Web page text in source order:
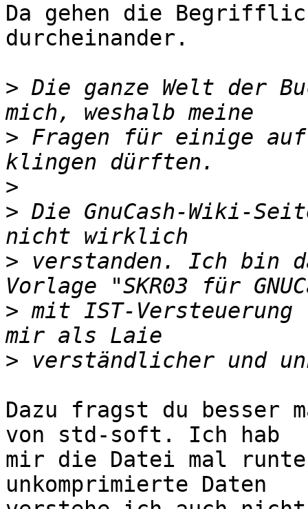
Da gehen die
durcheinander.
> Die ganze Welt der
> Fragen für einige
>
> Die GnuCash-Wiki-
> verstanden. Ich bin
> mit IST-
>
Dazu fragst du besser
von std-soft. Ich hab
mir die Datei mal
unkomprimierte Daten